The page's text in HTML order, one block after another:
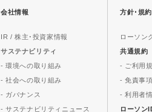
会社情報
IR / 株主･投資家情報
サステナビリティ
- 環境への取り組み
- 社会への取り組み
- ガバナンス
- サステナビリティニュース
方針･規約
ローソン
共通規約
- ご利用
- 免責事項
- 利用者
ローソン